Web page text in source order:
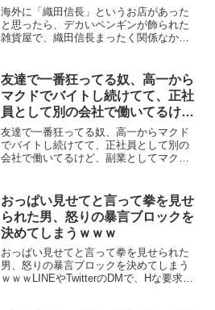
まったく関係なかった。それがス
ペイン語圏のひとから見たドン・
キホーテ
海外に「織田信長」というお店があった
と思ったら、デカいペンギンが飾られた
雑貨屋で、織田信長まったく関係なかっ
いうお店があって、「どんなところだろ
う。歴史系かな、武具とか...
友達で一番狂ってる奴、高一から
マクドでバイトし続けてて、正社
員として別の会社で働いてるけ
ど、副業としてマクドでバイトし
続けてる
友達で一番狂ってる奴、高一からマクド
でバイトし続けてて、正社員として別の
会社で働いてるけど、副業としてマクド
し続けてて、今ふつうに正社員として別
の会社で働いてるけど、副...
おっぱい見せてと言って拳を見せ
られた男、怒りの暴言ブロックを
決めてしまうｗｗｗ
おっぱい見せてと言って拳を見せられた
男、怒りの暴言ブロックを決めてしまう
ｗｗｗLINEやTwitterのDMで、Hな要求を